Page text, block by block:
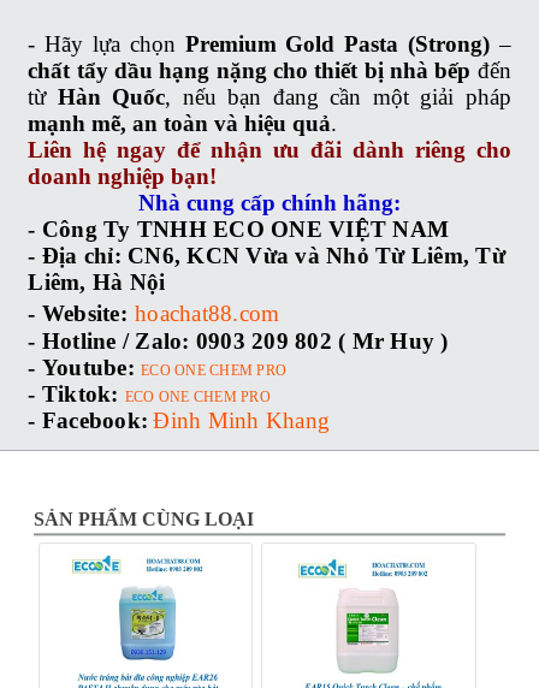
- Hãy lựa chọn Premium Gold Pasta (Strong)–
chất tẩy dầu hạng nặng cho thiết bị nhà bếp đến
từ Hàn Quốc, nếu bạn đang cần một giải pháp
mạnh mẽ, an toàn và hiệu quả.
Liên hệ ngay để nhận ưu đãi dành riêng cho
doanh nghiệp bạn!
Nhà cung cấp chính hãng:
- Công Ty TNHH ECO ONE VIỆT NAM
- Địa chỉ: CN6, KCN Vừa và Nhỏ Từ Liêm, Từ
Liêm, Hà Nội
- Website: hoachat88.com
- Hotline / Zalo: 0903 209 802 ( Mr Huy )
- Youtube: ECO ONE CHEM PRO
- Tiktok: ECO ONE CHEM PRO
- Facebook: Đinh Minh Khang
SẢN PHẨM CÙNG LOẠI